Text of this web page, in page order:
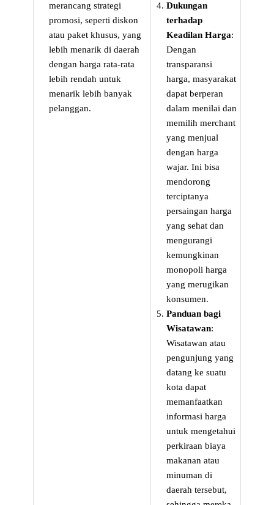
merancang strategi
promosi, seperti diskon
atau paket khusus, yang
lebih menarik di daerah
dengan harga rata-rata
lebih rendah untuk
menarik lebih banyak
pelanggan.
Dukungan
terhadap
Keadilan Harga:
Dengan
transparansi
harga, masyarakat
dapat berperan
dalam menilai dan
memilih merchant
yang menjual
dengan harga
wajar. Ini bisa
mendorong
terciptanya
persaingan harga
yang sehat dan
mengurangi
kemungkinan
monopoli harga
yang merugikan
konsumen.
Panduan bagi
Wisatawan:
Wisatawan atau
pengunjung yang
datang ke suatu
kota dapat
memanfaatkan
informasi harga
untuk mengetahui
perkiraan biaya
makanan atau
minuman di
daerah tersebut,